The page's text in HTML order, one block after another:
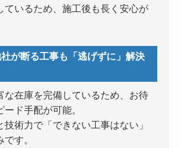
ているため、施工後も長く安心が
が断る工事も「逃げずに」解決
な在庫を完備しているため、お待
ド手配が可能。
技術力で「できない工事はない」
す。